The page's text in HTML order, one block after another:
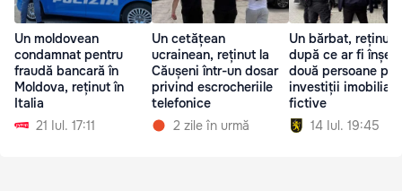
Un moldovean
condamnat pentru
fraudă bancară în
Moldova, reținut în
Italia
21 Iul. 17:11
Un cetățean
ucrainean, reținut la
Căușeni într-un dosar
privind escrocheriile
telefonice
2 zile în urmă
Un bărbat, reținut
după ce ar fi
două persoane
investiții imobiliare
fictive
14 Iul. 19:45